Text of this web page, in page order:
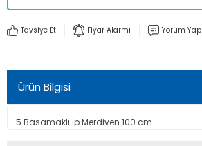
Tavsiye Et Fiyar Alarmı Yorum Yap
Ürün Bilgisi
5 Basamaklı İp Merdiven 100 cm